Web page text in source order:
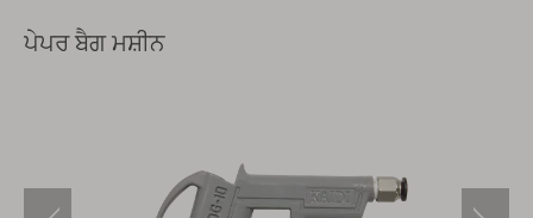
ਪੇਪਰ ਬੈਗ ਮਸ਼ੀਨ